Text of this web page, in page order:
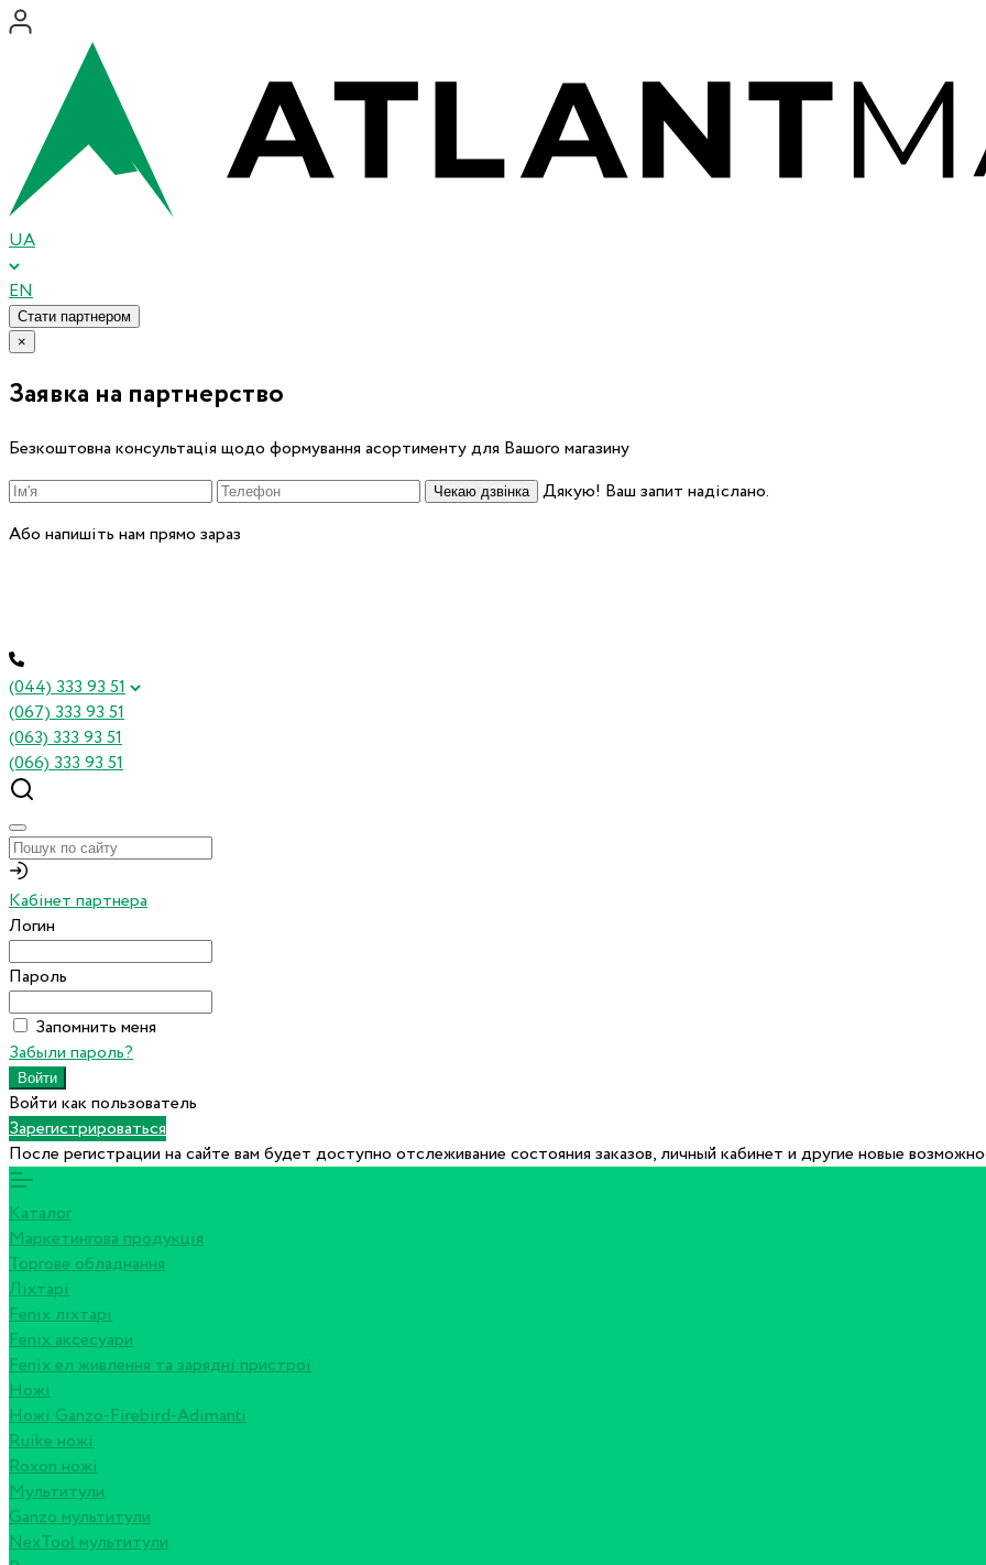
UA
EN
Стати партнером
×
Заявка на партнерство
Безкоштовна консультація щодо формування асортименту для Вашого магазину
Чекаю дзвінка
Дякую! Ваш запит надіслано.
Або напишіть нам прямо зараз
(044) 333 93 51
(067) 333 93 51
(063) 333 93 51
(066) 333 93 51
Кабінет партнера
Логин
Пароль
Запомнить меня
Забыли пароль?
Войти как пользователь
Зарегистрироваться
После регистрации на сайте вам будет доступно отслеживание состояния заказов, личный кабинет и другие новые
Каталог
Маркетингова продукція
Торгове обладнання
Ліхтарі
Fenix ліхтарі
Fenix аксесуари
Fenix ел живлення та зарядні пристрої
Ножі
Ножі Ganzo-Firebird-Adimanti
Ruike ножі
Roxon ножi
Мультитули
Ganzo мультитули
NexTool мультитули